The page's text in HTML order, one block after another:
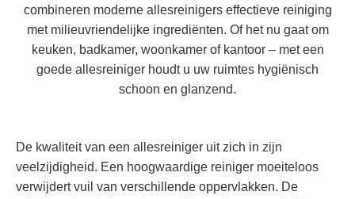
combineren moderne allesreinigers effectieve reiniging
met milieuvriendelijke ingrediënten. Of het nu gaat om
keuken, badkamer, woonkamer of kantoor – met een
goede allesreiniger houdt u uw ruimtes hygiënisch
schoon en glanzend.
De kwaliteit van een allesreiniger uit zich in zijn
veelzijdigheid. Een hoogwaardige reiniger moeiteloos
verwijdert vuil van verschillende oppervlakken. De